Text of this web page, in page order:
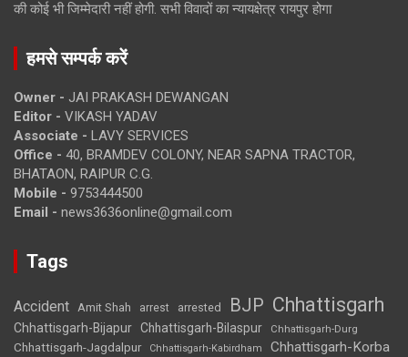
की कोई भी जिम्मेदारी नहीं होगी. सभी विवादों का न्यायक्षेत्र रायपुर होगा
हमसे सम्पर्क करें
Owner - JAI PRAKASH DEWANGAN
Editor - VIKASH YADAV
Associate - LAVY SERVICES
Office - 40, BRAMDEV COLONY, NEAR SAPNA TRACTOR,
BHATAON, RAIPUR C.G.
Mobile - 9753444500
Email - news3636online@gmail.com
Tags
Accident Amit Shah arrest arrested BJP Chhattisgarh
Chhattisgarh-Bijapur Chhattisgarh-Bilaspur Chhattisgarh-Durg
Chhattisgarh-Jagdalpur Chhattisgarh-Kabirdham Chhattisgarh-Korba